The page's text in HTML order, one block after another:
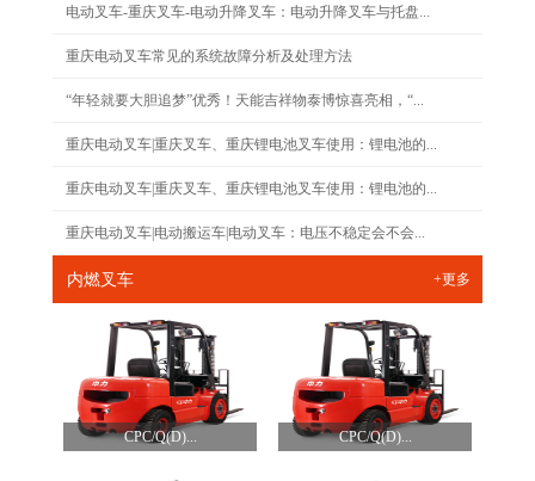
电动叉车-重庆叉车-电动升降叉车：电动升降叉车与托盘...
重庆电动叉车常见的系统故障分析及处理方法
“年轻就要大胆追梦”优秀！天能吉祥物泰博惊喜亮相，“...
重庆电动叉车|重庆叉车、重庆锂电池叉车使用：锂电池的...
重庆电动叉车|重庆叉车、重庆锂电池叉车使用：锂电池的...
重庆电动叉车|电动搬运车|电动叉车：电压不稳定会不会...
内燃叉车 +更多
CPC/Q(D)... CPC/Q(D)...